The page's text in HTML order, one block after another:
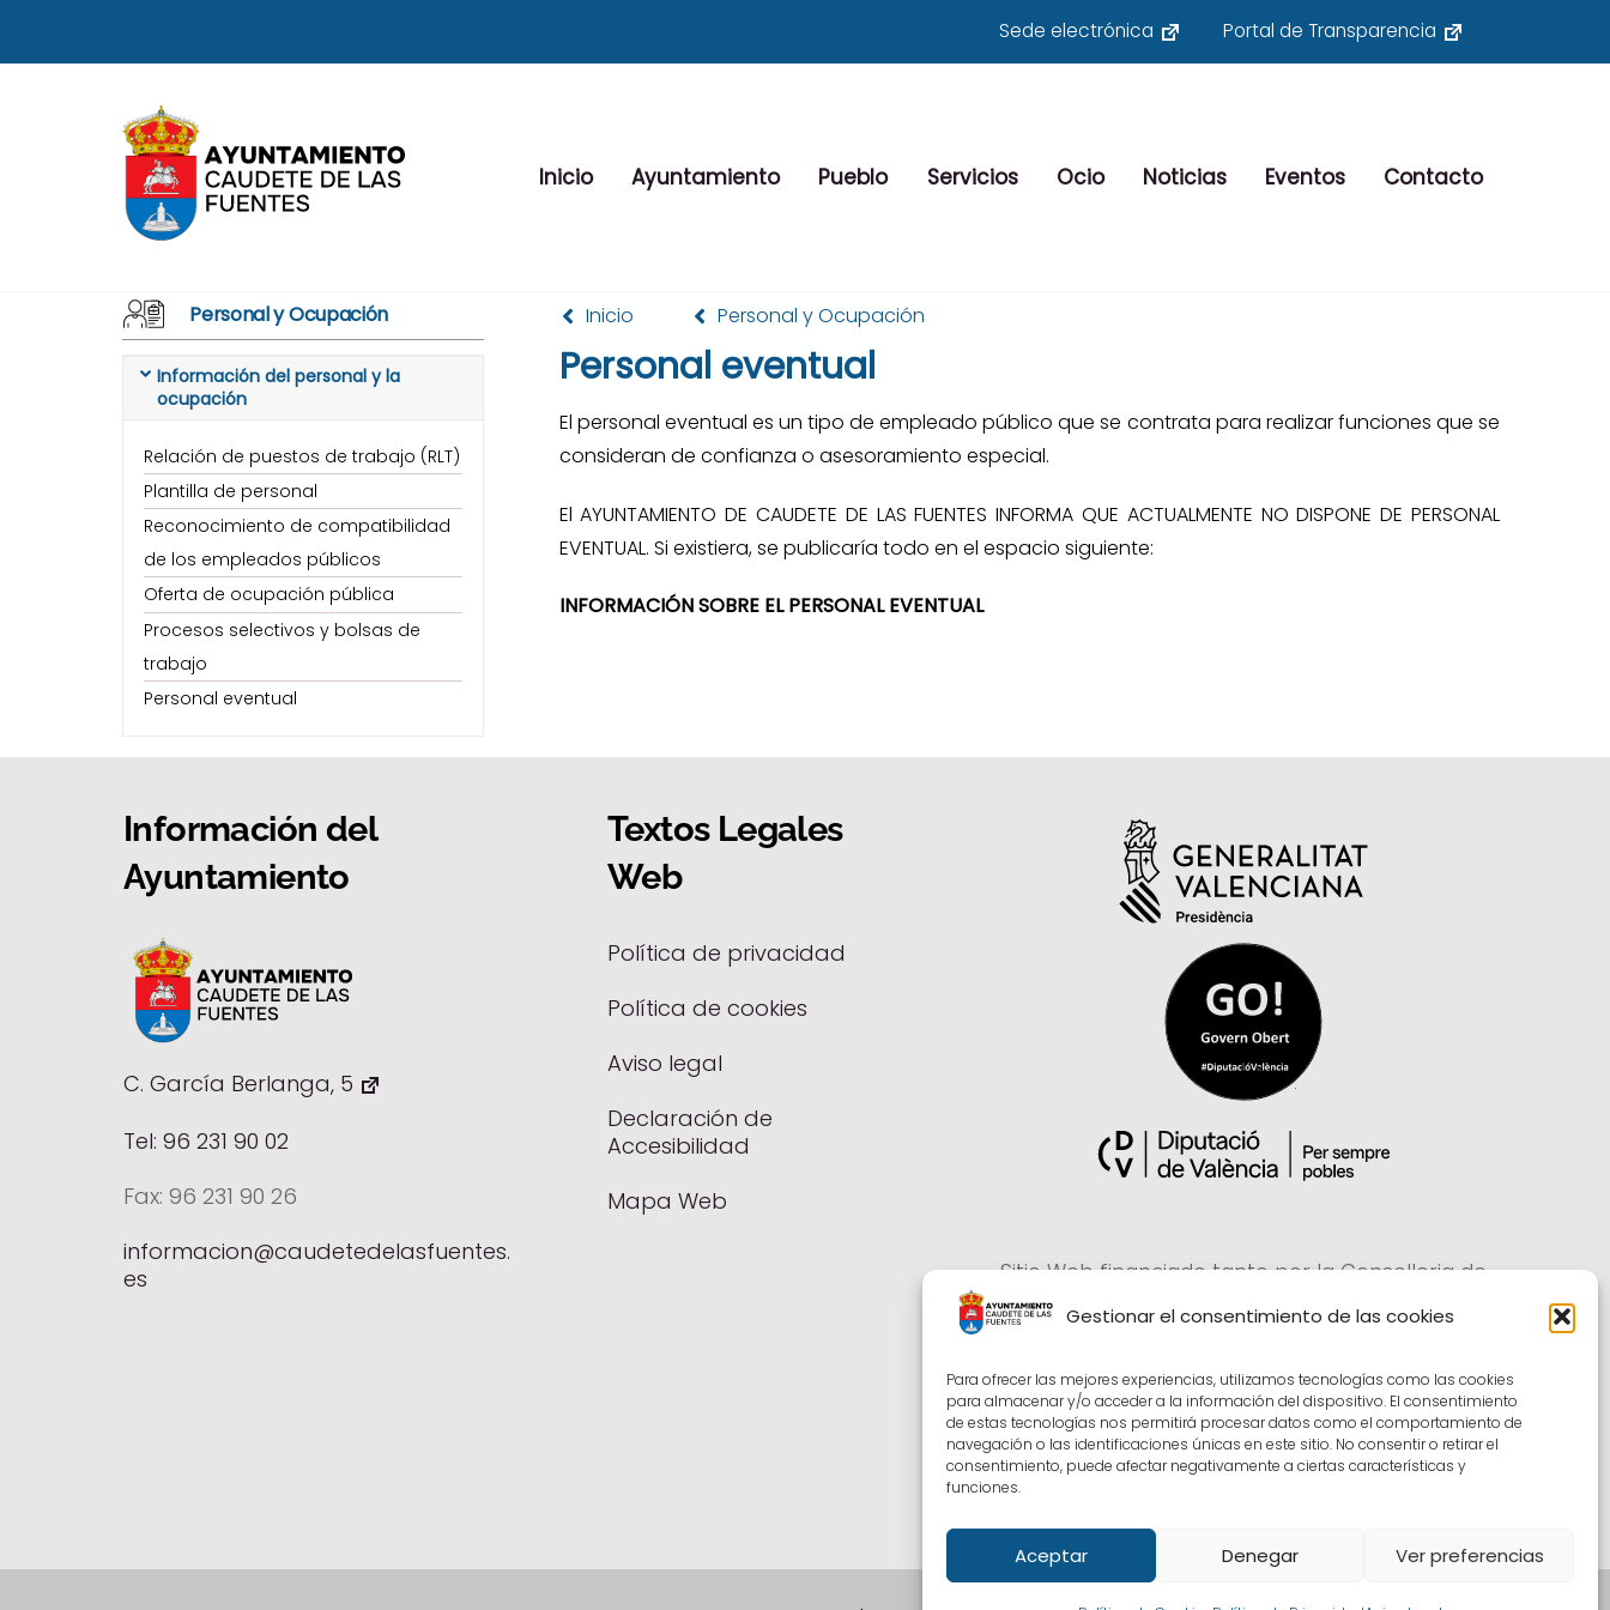
Gestionar el consentimiento de las cookies
Para ofrecer las mejores experiencias, utilizamos tecnologías como las cookies
para almacenar y/o acceder a la información del dispositivo. El consentimiento
de estas tecnologías nos permitirá procesar datos como el comportamiento de
navegación o las identificaciones únicas en este sitio. No consentir o retirar el
consentimiento, puede afectar negativamente a ciertas características y
funciones.
Aceptar Denegar Ver preferencias
Sede electrónica Portal de Transparencia
Inicio Ayuntamiento Pueblo Servicios Ocio Noticias Eventos Contacto
Personal y Ocupación
Información del personal y la
ocupación
Relación de puestos de trabajo (RLT)
Plantilla de personal
Reconocimiento de compatibilidad
de los empleados públicos
Oferta de ocupación pública
Procesos selectivos y bolsas de
trabajo
Personal eventual
Inicio Personal y Ocupación
Personal eventual
El personal eventual es un tipo de empleado público que se contrata para realizar funciones que se
consideran de confianza o asesoramiento especial.
El AYUNTAMIENTO DE CAUDETE DE LAS FUENTES INFORMA QUE ACTUALMENTE NO DISPONE DE PERSONAL
EVENTUAL. Si existiera, se publicaría todo en el espacio siguiente:
INFORMACIÓN SOBRE EL PERSONAL EVENTUAL
Información del
Ayuntamiento
C. García Berlanga, 5
Tel: 96 231 90 02
Fax: 96 231 90 26
informacion@caudetedelasfuentes.
es
Textos Legales
Web
Política de privacidad
Política de cookies
Aviso legal
Declaración de
Accesibilidad
Mapa Web
Sitio Web financiado tanto por la Conselleria de
Participación, Transparencia, Cooperación y
Provincial de València.